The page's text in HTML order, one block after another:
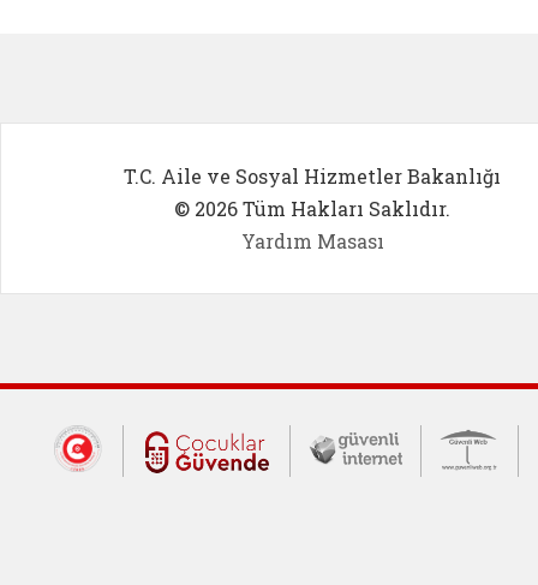
T.C. Aile ve Sosyal Hizmetler Bakanlığı
© 2026 Tüm Hakları Saklıdır.
Yardım Masası
Dış Bağlantılar
Cumhurbaşkanlığı İletişim Merkezi
Çocuklar Güvende (yeni
Güvenli